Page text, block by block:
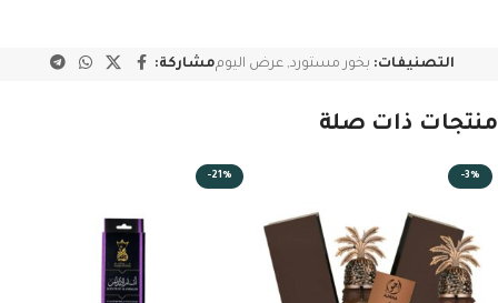
التصنيفات: بخور مستورد, عرض اليوممشاركة:
منتجات ذات صلة
-3%
-21%